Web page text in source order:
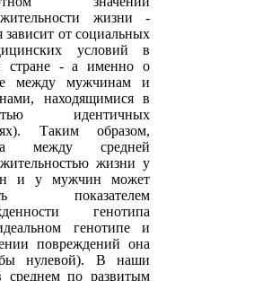
жизни -
зависит от социальных
условий в
стране - а именно о
между мужчинам и
находящимися в
идентичных
Таким образом,
между средней
жизни у
и у мужчин может
показателем
генотипа
генотипе и
повреждений она
нулевой). В наши
среднем по развитым